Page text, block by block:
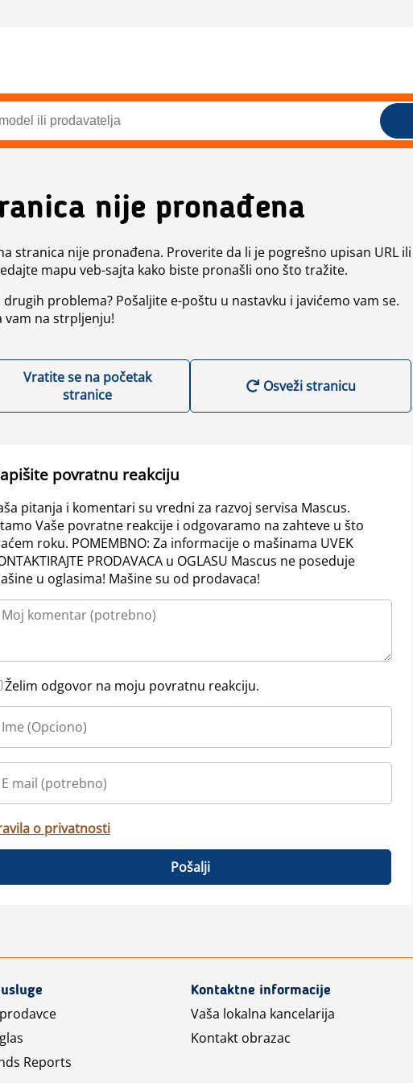
nije pronađena
stranica nije pronađena. Proverite da li je pogrešno upisan URL ili
mapu veb-sajta kako biste pronašli ono što tražite.
drugih problema? Pošaljite e-poštu u nastavku i javićemo vam se.
vam na strpljenju!
Vratite se na početak
stranice
Osveži stranicu
povratnu reakciju
pitanja i komentari su vredni za razvoj servisa Mascus.
Vaše povratne reakcije i odgovaramo na zahteve u što
roku. POMEMBNO: Za informacije o mašinama UVEK
PRODAVACA u OGLASU Mascus ne poseduje
u oglasima! Mašine su od prodavaca!
Želim odgovor na moju povratnu reakciju.
o privatnosti
Pošalji
Reports
Kontaktne informacije
Vaša lokalna kancelarija
Kontakt obrazac